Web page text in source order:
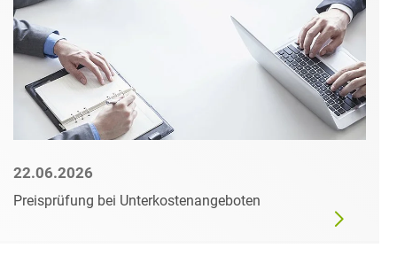
22.06.2026
Preisprüfung bei Unterkostenangeboten